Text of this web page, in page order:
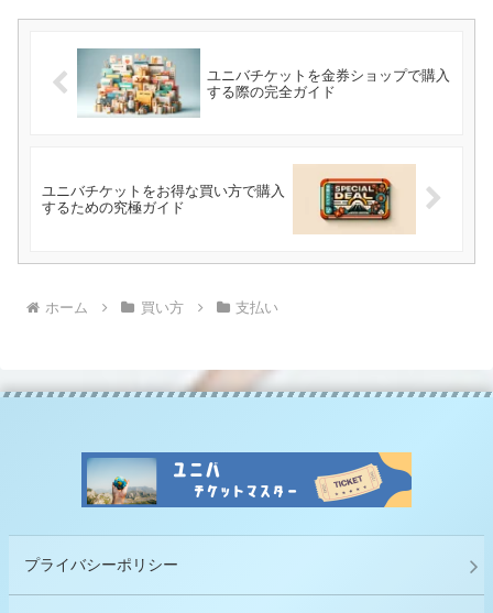
ユニバチケットを金券ショップで購入
する際の完全ガイド
ユニバチケットをお得な買い方で購入
するための究極ガイド
ホーム 買い方 支払い
プライバシーポリシー